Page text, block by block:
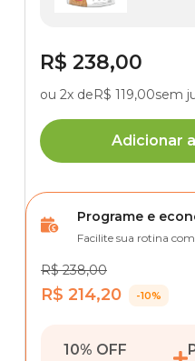
R$ 238,00
ou 2x deR$ 119,00sem
Adicionar
Programe e
Facilite sua rotina
R$ 238,00
R$ 214,20 -10%
10% OFF